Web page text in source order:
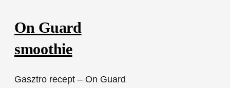
On Guard
smoothie
Gasztro recept – On Guard